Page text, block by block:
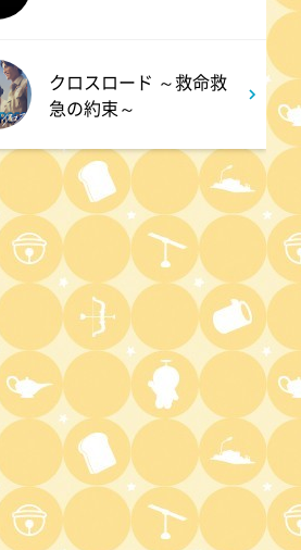
ー
八村塁スペシャルマッチ
BLACK SAMURAI SUMMIT
午後 3:30
なにわ男子の逆転男子 高橋恭
平の休日に密着!呼び出した仲
良しのある人とは!?
4:00
バチバチSTAR
クロスロード ～救命救
急の約束～